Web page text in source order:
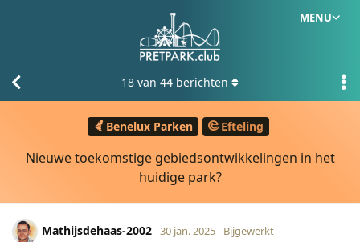
MENU
Benelux Parken Efteling
Nieuwe toekomstige gebiedsontwikkelingen in het
huidige park?
18 van 44 berichten
Mathijsdehaas-2002 30 jan. 2025 Bijgewerkt